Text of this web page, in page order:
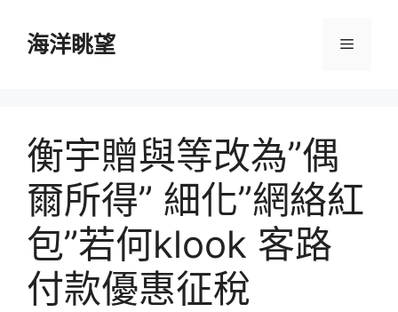
海洋眺望 選
衡宇贈與等改為”偶
爾所得” 細化”網絡紅
包”若何klook 客路
付款優惠征稅